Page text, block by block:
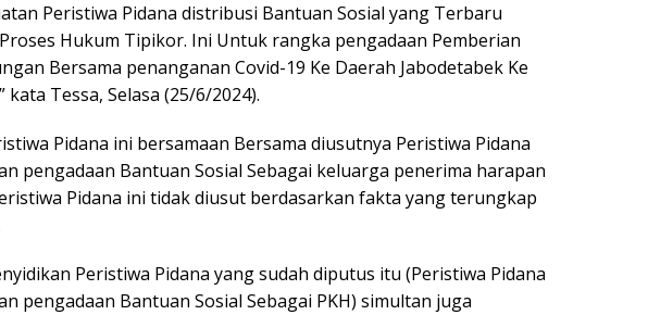
Peristiwa Pidana distribusi Bantuan Sosial yang Terbaru
Hukum Tipikor. Ini Untuk rangka pengadaan Pemberian
Bersama penanganan Covid-19 Ke Daerah Jabodetabek Ke
kata Tessa, Selasa (25/6/2024).
Pidana ini bersamaan Bersama diusutnya Peristiwa Pidana
pengadaan Bantuan Sosial Sebagai keluarga penerima harapan
Pidana ini tidak diusut berdasarkan fakta yang terungkap
Peristiwa Pidana yang sudah diputus itu (Peristiwa Pidana
pengadaan Bantuan Sosial Sebagai PKH) simultan juga